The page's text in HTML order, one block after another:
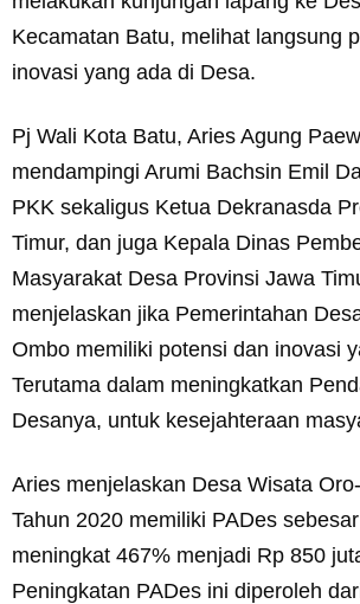
Kecamatan Batu, melihat langsung
inovasi yang ada di Desa.
Pj Wali Kota Batu, Aries Agung
mendampingi Arumi Bachsin Emil
PKK sekaligus Ketua Dekranasda
Timur, dan juga Kepala Dinas
Masyarakat Desa Provinsi Jawa
menjelaskan jika Pemerintahan
Ombo memiliki potensi dan inovasi
Terutama dalam meningkatkan
Desanya, untuk kesejahteraan
Aries menjelaskan Desa Wisata
Tahun 2020 memiliki PADes
meningkat 467% menjadi Rp 850
Peningkatan PADes ini diperoleh